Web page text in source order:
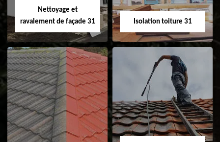
Nettoyage et
ravalement de façade 31
Nettoyage et
ravalement de
façade 31
Isolation toiture 31
Isolation toiture 31